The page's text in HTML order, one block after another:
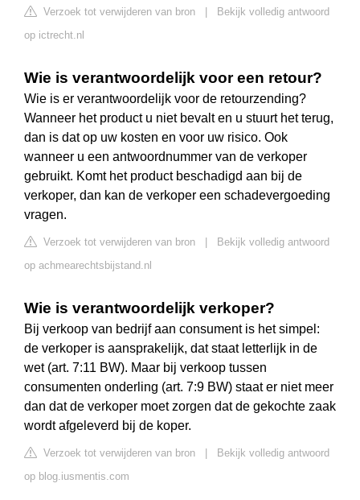
Verzoek tot verwijderen van bron
Bekijk volledig antwoord
op ictrecht.nl
Wie is verantwoordelijk voor een retour?
Wie is er verantwoordelijk voor de retourzending?
Wanneer het product u niet bevalt en u stuurt het terug,
dan is dat op uw kosten en voor uw risico. Ook
wanneer u een antwoordnummer van de verkoper
gebruikt. Komt het product beschadigd aan bij de
verkoper, dan kan de verkoper een schadevergoeding
vragen.
Verzoek tot verwijderen van bron
Bekijk volledig antwoord
op achmearechtsbijstand.nl
Wie is verantwoordelijk verkoper?
Bij verkoop van bedrijf aan consument is het simpel:
de verkoper is aansprakelijk, dat staat letterlijk in de
wet (art. 7:11 BW). Maar bij verkoop tussen
consumenten onderling (art. 7:9 BW) staat er niet meer
dan dat de verkoper moet zorgen dat de gekochte zaak
wordt afgeleverd bij de koper.
Verzoek tot verwijderen van bron
Bekijk volledig antwoord
op blog.iusmentis.com